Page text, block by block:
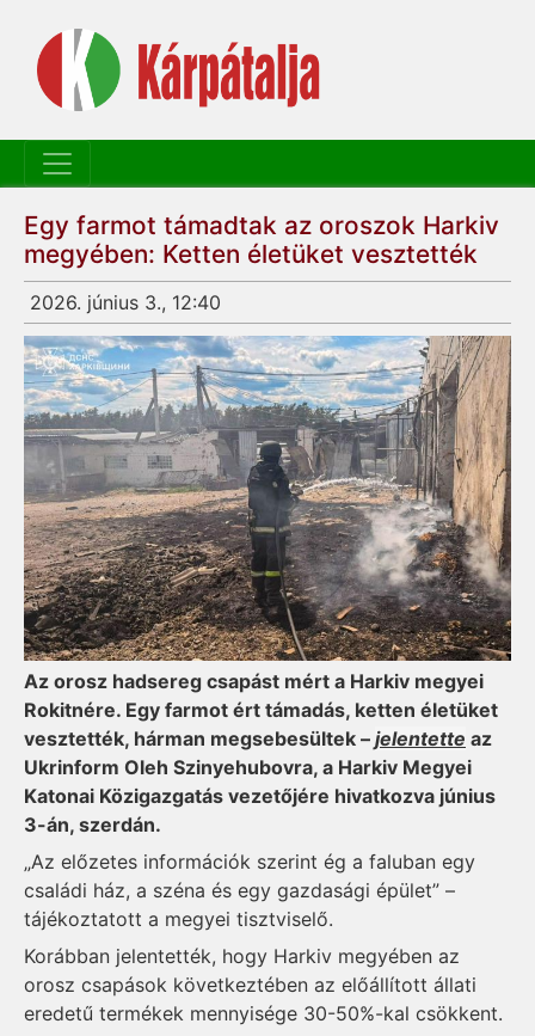
Egy farmot támadtak az oroszok Harkiv
megyében: Ketten életüket vesztették
2026. június 3., 12:40
Az orosz hadsereg csapást mért a Harkiv megyei
Rokitnére. Egy farmot ért támadás, ketten életüket
vesztették, hárman megsebesültek – jelentette az
Ukrinform Oleh Szinyehubovra, a Harkiv Megyei
Katonai Közigazgatás vezetőjére hivatkozva június
3-án, szerdán.
„Az előzetes információk szerint ég a faluban egy
családi ház, a széna és egy gazdasági épület” –
tájékoztatott a megyei tisztviselő.
Korábban jelentették, hogy Harkiv megyében az
orosz csapások következtében az előállított állati
eredetű termékek mennyisége 30-50%-kal csökkent.